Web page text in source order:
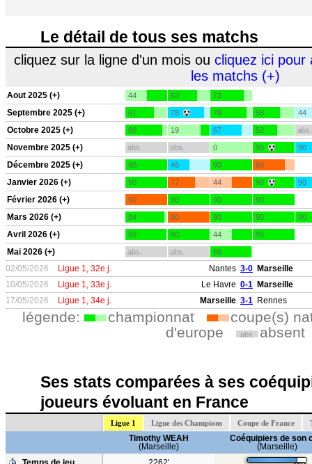
Le détail de tous ses matchs
cliquez sur la ligne d'un mois ou cliquez ici pour
les matchs (+)
Aout 2025 (+) 44 63 72
Septembre 2025 (+) 61 78 78 58 44
Octobre 2025 (+) 80 19 67 52 abs.
Novembre 2025 (+) abs. abs. 0 90 90
Décembre 2025 (+) 90 46 90 69
Janvier 2026 (+) 90 77 44 90 90
Février 2026 (+) 90 90 90 90
Mars 2026 (+) 84 90 90 90 90
Avril 2026 (+) 89 90 44 90
Mai 2026 (+) abs. abs. 88
02/05/2026 Ligue 1, 32e j. Nantes 3-0 Marseille
10/05/2026
Ligue 1, 33e j. Le Havre 0-1 Marseille
17/05/2026
Ligue 1, 34e j. Marseille 3-1 Rennes
légende: championnat
coupe(s)
d'europe
abs. absent
Ses stats comparées à ses
joueurs évoluant en France
Ligue 1 Ligue des Champions Coupe de France
Timothy WEAH
(Marseille)
Coéquipiers de son
(Marseille)